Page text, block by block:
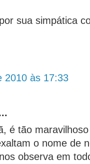
sua simpática
2010 às 17:33
é tão
o nome de
observa em